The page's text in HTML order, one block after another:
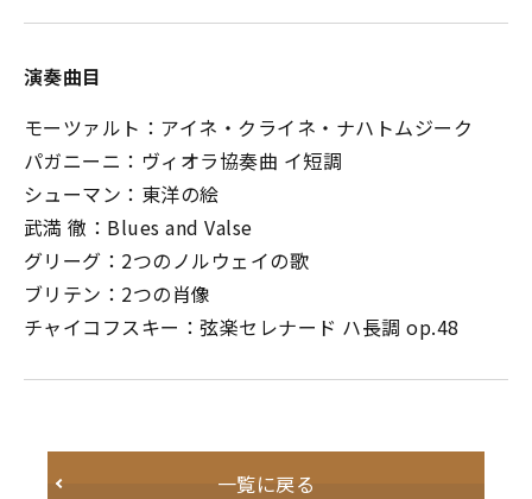
演奏曲目
モーツァルト：アイネ・クライネ・ナハトムジーク
パガニーニ：ヴィオラ協奏曲 イ短調
シューマン：東洋の絵
武満 徹：Blues and Valse
グリーグ：2つのノルウェイの歌
ブリテン：2つの肖像
チャイコフスキー：弦楽セレナード ハ長調 op.48
一覧に戻る